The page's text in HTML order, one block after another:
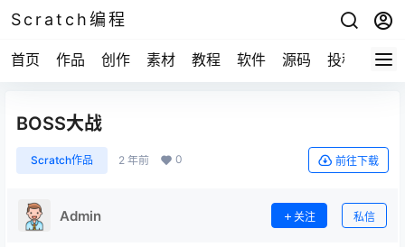
Scratch编程
首页 作品 创作 素材 教程 软件 源码 投稿 关于
BOSS大战
Scratch作品 2 年前 0 前往下载
Admin 关注 私信